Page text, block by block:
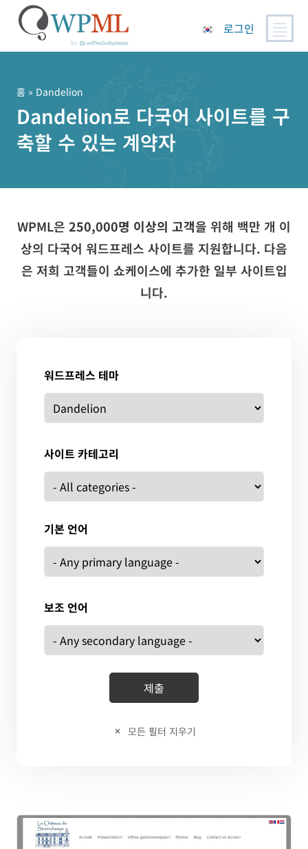
로그인
홈 » Dandelion
Dandelion로 다국어 사이트를 구
축할 수 있는 계약자
WPML은 250,000명 이상의 고객을 위해 백만 개 이
상의 다국어 워드프레스 사이트를 지원합니다. 다음
은 저희 고객들이 쇼케이스에 추가한 일부 사이트입
니다.
워드프레스 테마
사이트 카테고리
기본 언어
보조 언어
모든 필터 지우기